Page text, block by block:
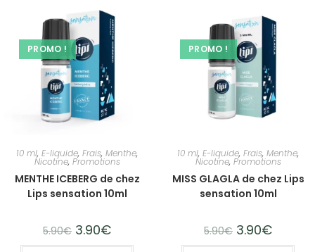
PROMO !
10 ml, E-liquide, Frais, Menthe,
Nicotine, Promotions
MENTHE ICEBERG de chez
Lips sensation 10ml
5.90€ 3.90€
PROMO !
10 ml, E-liquide, Frais, Menthe,
Nicotine, Promotions
MISS GLAGLA de chez Lips
sensation 10ml
5.90€ 3.90€